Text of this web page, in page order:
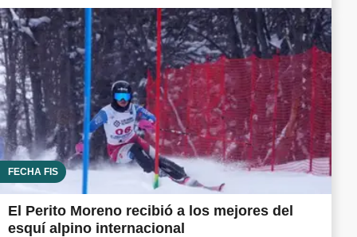
FECHA FIS
El Perito Moreno recibió a los mejores del
esquí alpino internacional